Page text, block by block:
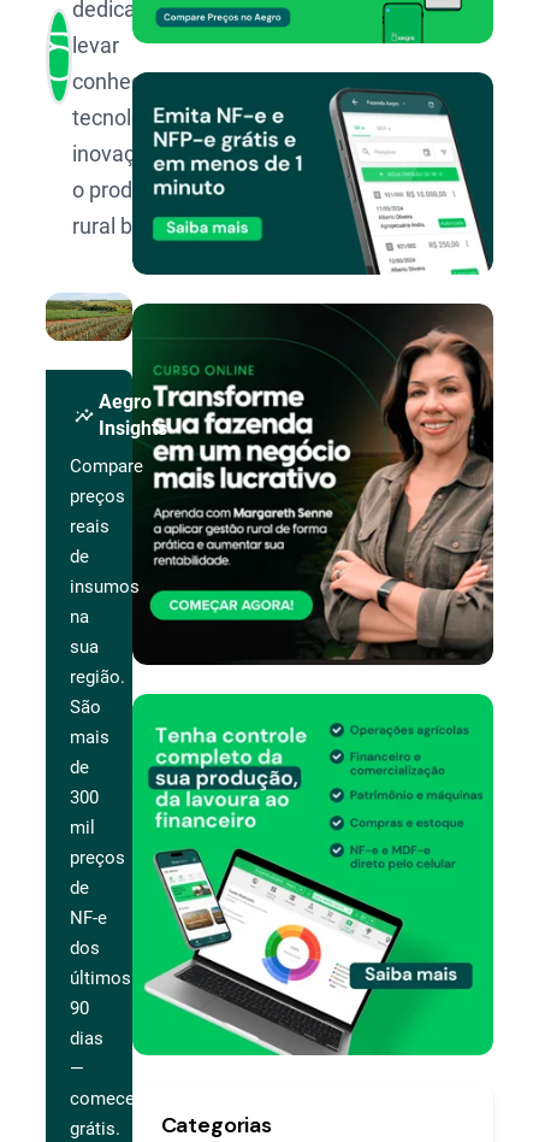
dedicada a
levar
conhecimento,
tecnologia e
inovação para
o produtor
rural brasileiro.
insights
Aegro
Insights
Compare
preços
reais
de
insumos
na
sua
região.
São
mais
de
300
mil
preços
de
NF-e
dos
últimos
90
dias
—
comece
grátis.
Categorias